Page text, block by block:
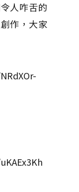
人咋舌的
作，大家